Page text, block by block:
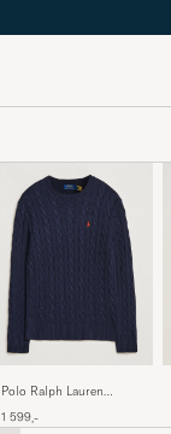
Polo Ralph Lauren
Hunter Navy
1 599,-